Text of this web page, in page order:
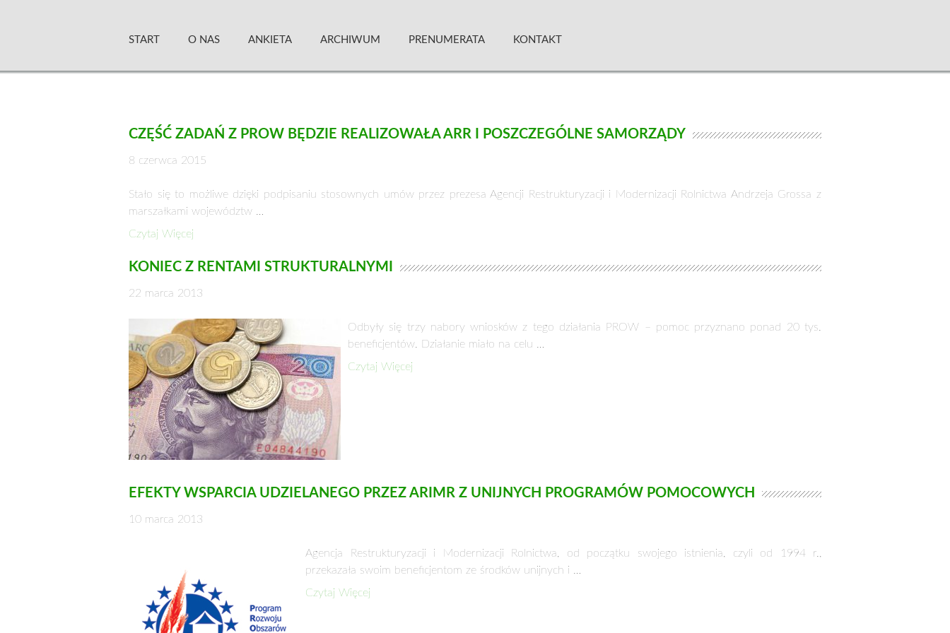
START O NAS ANKIETA ARCHIWUM PRENUMERATA KONTAKT
CZĘŚĆ ZADAŃ Z PROW BĘDZIE REALIZOWAŁA ARR I POSZCZEGÓLNE SAMORZĄDY
8 czerwca 2015
Stało się to możliwe dzięki podpisaniu stosownych umów przez prezesa Agencji Restrukturyzacji i Modernizacji Rolnictwa Andrzeja Grossa z
marszałkami województw …
Czytaj Więcej
KONIEC Z RENTAMI STRUKTURALNYMI
22 marca 2013
Odbyły się trzy nabory wniosków z tego działania PROW – pomoc przyznano ponad 20 tys.
beneficjentów. Działanie miało na celu …
Czytaj Więcej
EFEKTY WSPARCIA UDZIELANEGO PRZEZ ARIMR Z UNIJNYCH PROGRAMÓW POMOCOWYCH
10 marca 2013
Agencja Restrukturyzacji i Modernizacji Rolnictwa, od początku swojego istnienia, czyli od 1994 r.,
przekazała swoim beneficjentom ze środków unijnych i …
Czytaj Więcej